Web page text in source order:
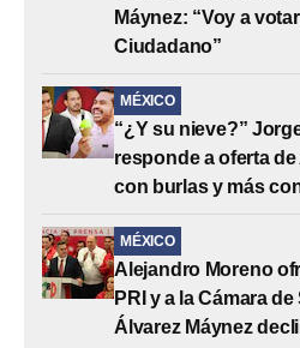
Máynez: “Voy a
Ciudadano”
MÉXICO
“¿Y su nieve?”
responde a oferta
con burlas y más
MÉXICO
Alejandro Moreno
PRI y a la Cámara
Álvarez Máynez